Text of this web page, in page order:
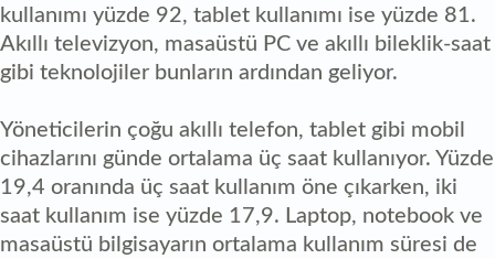
kullanımı yüzde 92, tablet kullanımı ise yüzde 81.
Akıllı televizyon, masaüstü PC ve akıllı bileklik-saat
gibi teknolojiler bunların ardından geliyor.
Yöneticilerin çoğu akıllı telefon, tablet gibi mobil
cihazlarını günde ortalama üç saat kullanıyor. Yüzde
19,4 oranında üç saat kullanım öne çıkarken, iki
saat kullanım ise yüzde 17,9. Laptop, notebook ve
masaüstü bilgisayarın ortalama kullanım süresi de